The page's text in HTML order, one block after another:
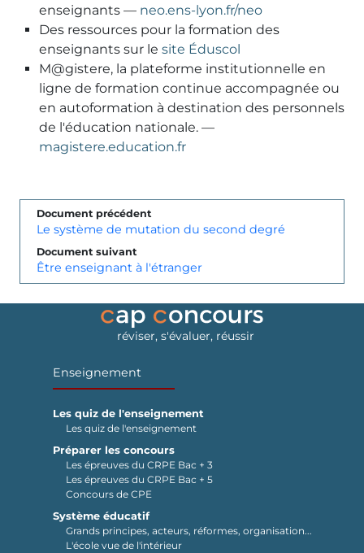
enseignants — neo.ens-lyon.fr/neo
Des ressources pour la formation des
enseignants sur le site Éduscol
M@gistere, la plateforme institutionnelle en
ligne de formation continue accompagnée ou
en autoformation à destination des personnels
de l'éducation nationale. —
magistere.education.fr
Document précédent
Le système de mutation du second degré
Document suivant
Être enseignant à l'étranger
réviser, s'évaluer, réussir
Enseignement
Les quiz de l'enseignement
Les quiz de l'enseignement
Préparer les concours
Les épreuves du CRPE Bac + 3
Les épreuves du CRPE Bac + 5
Concours de CPE
Système éducatif
Grands principes, acteurs, réformes, organisation...
L'école vue de l'intérieur